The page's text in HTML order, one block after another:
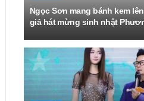
Ngọc Sơn mang bánh kem
giả hát mừng sinh nhật